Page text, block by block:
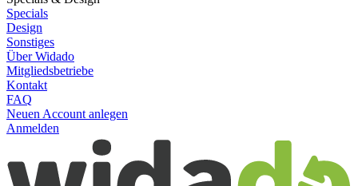
Specials
Design
Sonstiges
Über Widado
Mitgliedsbetriebe
Kontakt
FAQ
Neuen Account anlegen
Anmelden